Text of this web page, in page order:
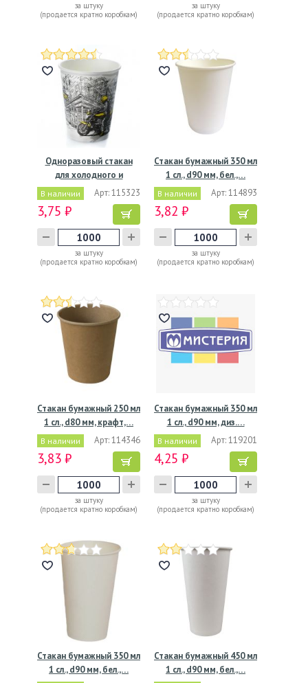
за штуку
(продается кратно коробкам)
за штуку
(продается кратно коробкам)
Одноразовый стакан
для холодного и
горячего,…
В наличии Арт: 115323
3,75 ₽
за штуку
(продается кратно коробкам)
Стакан бумажный 350 мл
1 сл., d90 мм, бел.,…
В наличии Арт: 114893
3,82 ₽
за штуку
(продается кратно коробкам)
Стакан бумажный 250 мл
1 сл., d80 мм, крафт,…
В наличии Арт: 114346
3,83 ₽
за штуку
(продается кратно коробкам)
Стакан бумажный 350 мл
1 сл., d90 мм, диз.…
В наличии Арт: 119201
4,25 ₽
за штуку
(продается кратно коробкам)
Стакан бумажный 350 мл
1 сл., d90 мм, бел.,…
Стакан бумажный 450 мл
1 сл., d90 мм, бел.,…